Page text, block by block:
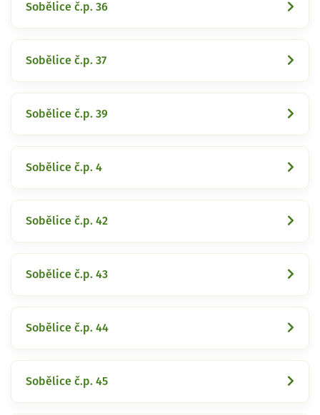
Sobělice č.p. 36
Sobělice č.p. 37
Sobělice č.p. 39
Sobělice č.p. 4
Sobělice č.p. 42
Sobělice č.p. 43
Sobělice č.p. 44
Sobělice č.p. 45